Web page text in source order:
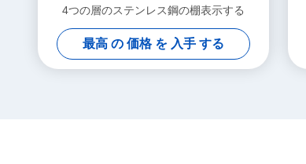
4つの層のステンレス鋼の棚表示する
最高 の 価格 を 入手 する